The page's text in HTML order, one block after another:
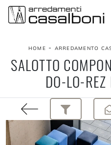
HOME - ARREDAMENTO
SALOTTO
DO-LO-